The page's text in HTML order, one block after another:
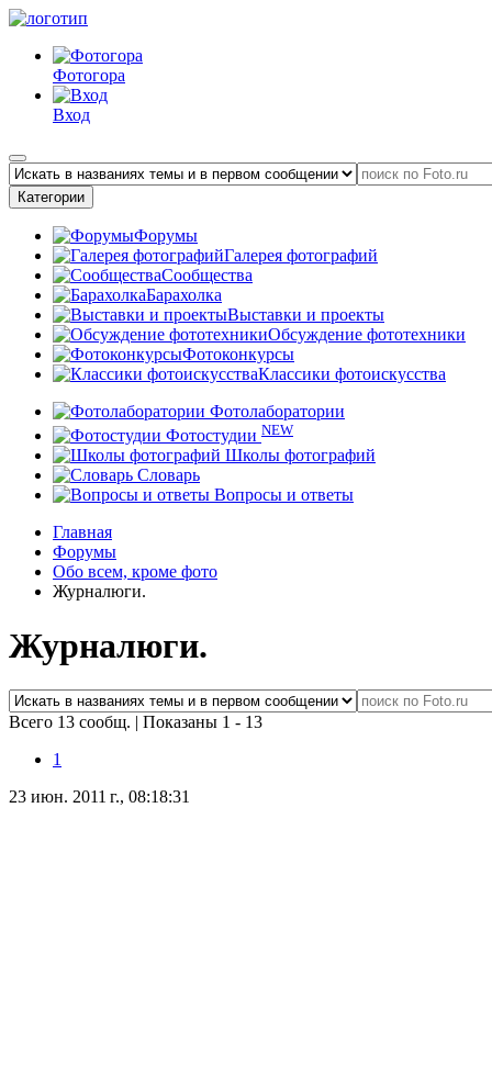
Фотогора
Вход
Категории
Форумы
Галерея фотографий
Сообщества
Барахолка
Выставки и проекты
Обсуждение фототехники
Фотоконкурсы
Классики фотоискусства
Фотолаборатории
Фотостудии NEW
Школы фотографий
Словарь
Вопросы и ответы
Главная
Форумы
Обо всем, кроме фото
Журналюги.
Журналюги.
Всего 13 сообщ. | Показаны 1 - 13
1
23 июн. 2011 г., 08:18:31